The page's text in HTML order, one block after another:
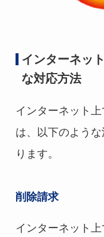
インターネッ
な対応方法
インターネット
は、以下のよう
ります。
削除請求
インターネット